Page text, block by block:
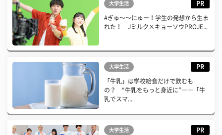
大学生活 PR
#ぎゅ〜〜にゅー！学生の発想から生ま
れた！ Jミルク×キョーソウPROJE...
大学生活 PR
「牛乳」は学校給食だけで飲むも
の？ “牛乳をもっと身近に”――「牛
乳でスマ...
大学生活 PR